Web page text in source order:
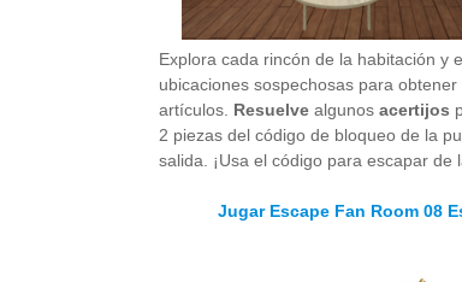
Explora cada rincón de la habitación y
ubicaciones sospechosas para obtener
artículos. Resuelve algunos acertijos
2 piezas del código de bloqueo de la
salida. ¡Usa el código para escapar de
Jugar Escape Fan Room 08